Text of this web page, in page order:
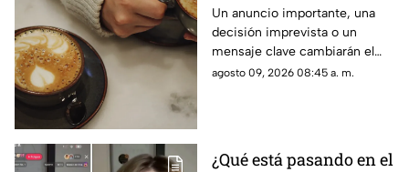
cómo afectará a tu
signo zodiacal paso a
paso
Un anuncio importante, una
decisión imprevista o un
mensaje clave cambiarán el
rumbo de los próximos días;
agosto 09, 2026 08:45 a. m.
¿Qué está pasando en el